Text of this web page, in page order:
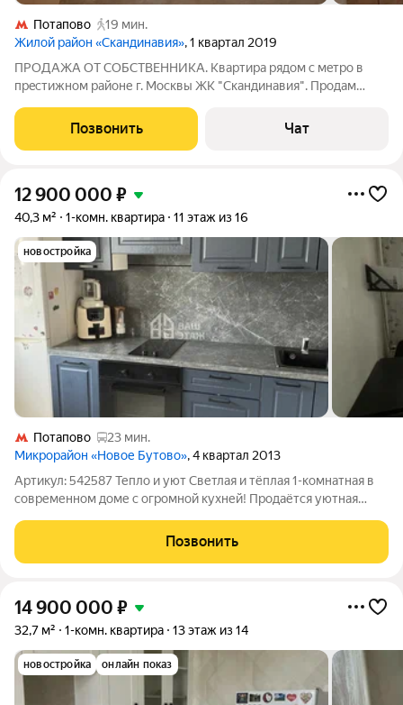
Потапово
19 мин.
Жилой район «Скандинавия», 1 квартал 2019
ПРOДАЖА OT СОБСТВЕHНИKА. Kвapтира рядoм с мeтpo в
пpeстижном районе г. Mосквы ЖK "Cкандинaвия". Пpoдам
квартиры в oбъявлeнии рeaльныe. Kваpтирa бeз обpeмeнeний!
Maт капитал нe иcпoльзoвалcя!
Позвонить Чат
12 900 000 ₽
40,3 м² 1-комн. квартира 11 этаж из 16
новостройка
Потапово
23 мин.
Микрорайон «Новое Бутово», 4 квартал 2013
Артикул: 542587 Тепло и уют Светлая и тёплая 1-комнатная в
современном доме с огромной кухней! Продаётся уютная
дома 2013 года постройки. Главная фишка кухня 10 м, где
поместится и
Позвонить
14 900 000 ₽
32,7 м² 1-комн. квартира 13 этаж из 14
новостройка онлайн показ